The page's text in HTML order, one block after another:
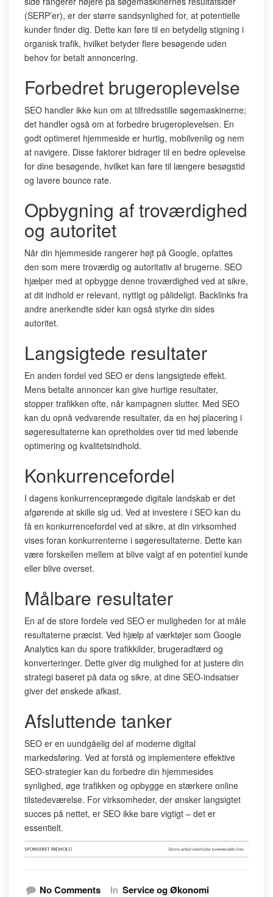
(SERP’er), er der større sandsynlighed for, at potentielle
kunder finder dig. Dette kan føre til en betydelig stigning i
organisk trafik, hvilket betyder flere besøgende uden
behov for betalt annoncering.
Forbedret brugeroplevelse
SEO handler ikke kun om at tilfredsstille søgemaskinerne;
det handler også om at forbedre brugeroplevelsen. En
godt optimeret hjemmeside er hurtig, mobilvenlig og nem
at navigere. Disse faktorer bidrager til en bedre oplevelse
for dine besøgende, hvilket kan føre til længere besøgstid
og lavere bounce rate.
Opbygning af troværdighed
og autoritet
Når din hjemmeside rangerer højt på Google, opfattes
den som mere troværdig og autoritativ af brugerne. SEO
hjælper med at opbygge denne troværdighed ved at sikre,
at dit indhold er relevant, nyttigt og pålideligt. Backlinks fra
andre anerkendte sider kan også styrke din sides
autoritet.
Langsigtede resultater
En anden fordel ved SEO er dens langsigtede effekt.
Mens betalte annoncer kan give hurtige resultater,
stopper trafikken ofte, når kampagnen slutter. Med SEO
kan du opnå vedvarende resultater, da en høj placering i
søgeresultaterne kan opretholdes over tid med løbende
optimering og kvalitetsindhold.
Konkurrencefordel
I dagens konkurrenceprægede digitale landskab er det
afgørende at skille sig ud. Ved at investere i SEO kan du
få en konkurrencefordel ved at sikre, at din virksomhed
vises foran konkurrenterne i søgeresultaterne. Dette kan
være forskellen mellem at blive valgt af en potentiel kunde
eller blive overset.
Målbare resultater
En af de store fordele ved SEO er muligheden for at måle
resultaterne præcist. Ved hjælp af værktøjer som Google
Analytics kan du spore trafikkilder, brugeradfærd og
konverteringer. Dette giver dig mulighed for at justere din
strategi baseret på data og sikre, at dine SEO-indsatser
giver det ønskede afkast.
Afsluttende tanker
SEO er en uundgåelig del af moderne digital
markedsføring. Ved at forstå og implementere effektive
SEO-strategier kan du forbedre din hjemmesides
synlighed, øge trafikken og opbygge en stærkere online
tilstedeværelse. For virksomheder, der ønsker langsigtet
succes på nettet, er SEO ikke bare vigtigt – det er
essentielt.
No Comments In Service og Økonomi